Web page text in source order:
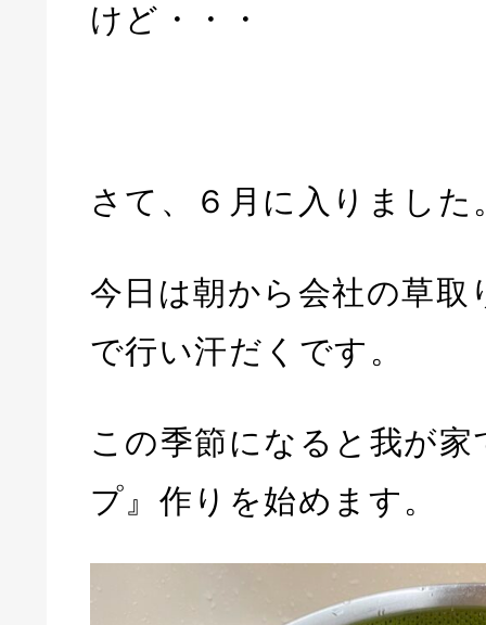
けど・・・
さて、６月に入りました
今日は朝から会社の草取
で行い汗だくです。
この季節になると我が
プ』作りを始めます。